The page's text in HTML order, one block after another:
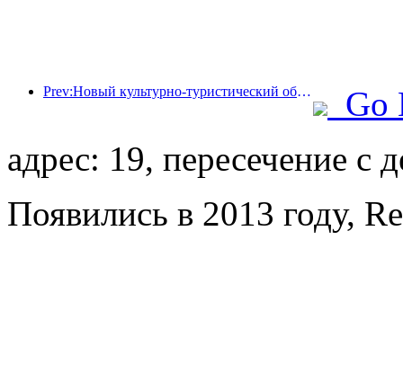
Prev:Новый культурно-туристический объект в центре Пекина, парк «Пиннакл», официально откроется в этом году.
Go
адрес: 19, пересечение с
Появились в 2013 году,